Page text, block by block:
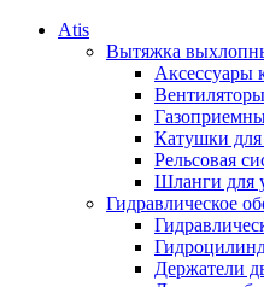
Atis
Вытяжка
Аксессуары
Катушки
Рельсовая
Шланги для
Гидравлическое
Держатели